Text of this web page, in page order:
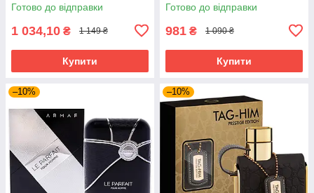
Готово до відправки
1 034,10 ₴ 1 149 ₴
Купити
Готово до відправки
981 ₴ 1 090 ₴
Купити
–10% –10%